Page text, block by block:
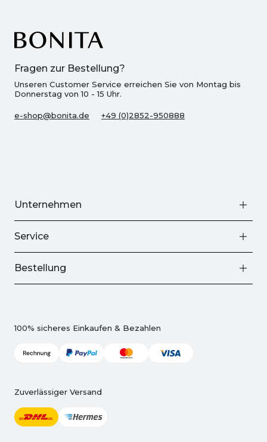
Fragen zur Bestellung?
Unseren Customer Service erreichen Sie von Montag bis
Donnerstag von 10 - 15 Uhr.
e-shop@bonita.de +49 (0)2852-950888
Unternehmen
Service
Bestellung
100% sicheres Einkaufen & Bezahlen
Zuverlässiger Versand